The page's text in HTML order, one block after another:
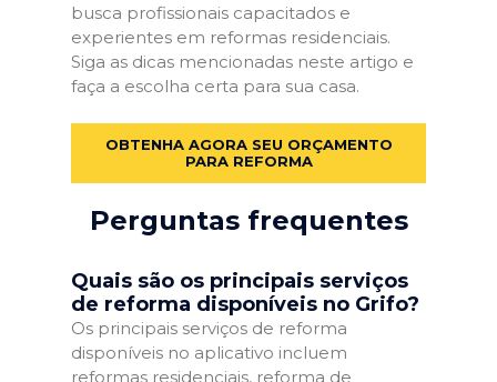
busca profissionais capacitados e
experientes em reformas residenciais.
Siga as dicas mencionadas neste artigo e
faça a escolha certa para sua casa.
OBTENHA AGORA SEU ORÇAMENTO
PARA REFORMA
Perguntas frequentes
Quais são os principais serviços
de reforma disponíveis no Grifo?
Os principais serviços de reforma
disponíveis no aplicativo incluem
reformas residenciais, reforma de